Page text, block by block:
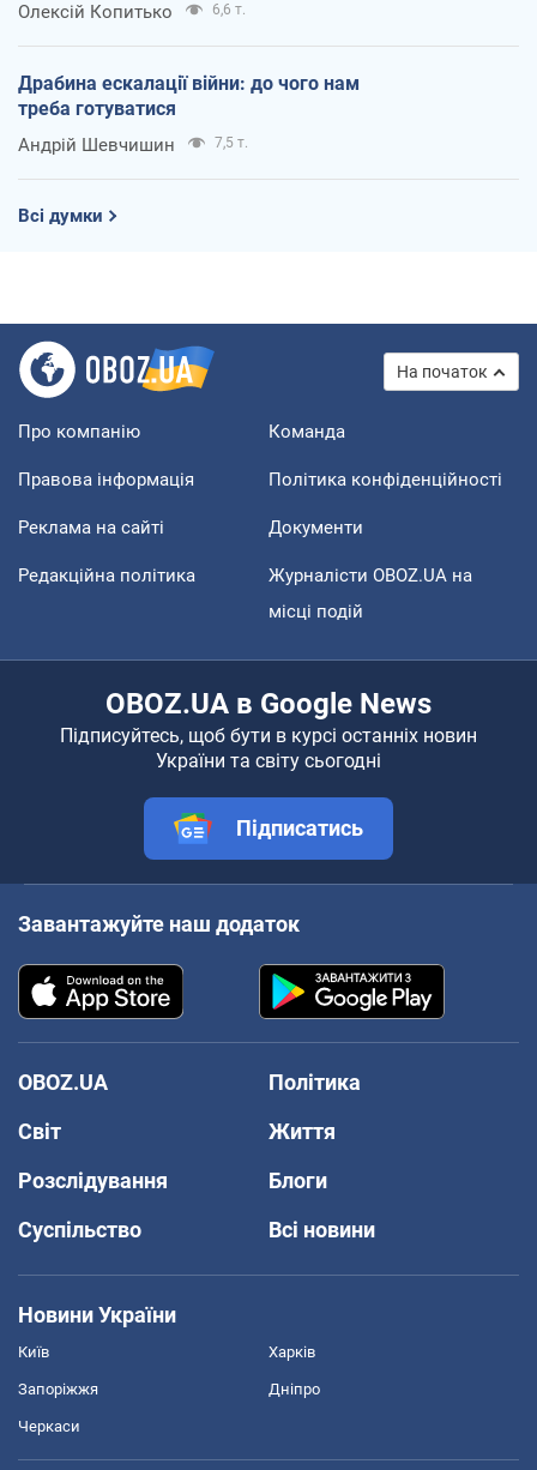
Олексій Копитько 6,6 т.
Драбина ескалації війни: до чого нам
треба готуватися
Андрій Шевчишин 7,5 т.
Всі думки
На початок
Про компанію Команда
Правова інформація Політика конфіденційності
Реклама на сайті Документи
Редакційна політика
Журналісти OBOZ.UA на
місці подій
OBOZ.UA в Google News
Підписуйтесь, щоб бути в курсі останніх новин
України та світу сьогодні
Підписатись
Завантажуйте наш додаток
OBOZ.UA
Політика
Світ
Життя
Розслідування
Блоги
Суспільство
Всі новини
Новини України
Київ Харків
Запоріжжя Дніпро
Черкаси